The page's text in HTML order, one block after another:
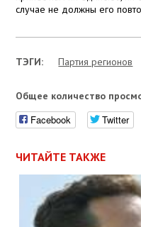
случае не должны его
ТЭГИ: Партия регионов
Общее количество
Facebook Twitter
ЧИТАЙТЕ ТАКЖЕ